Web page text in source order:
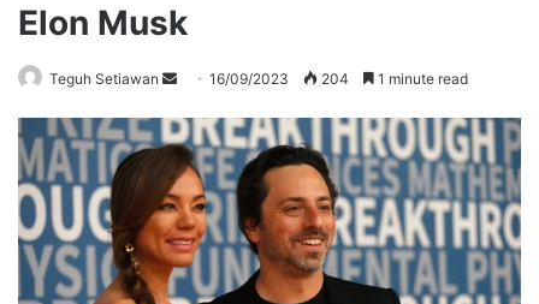
Elon Musk
Teguh Setiawan
Send
email
16/09/2023 204 1 minute read